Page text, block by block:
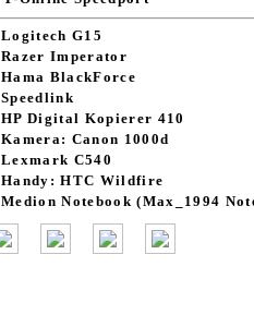
Logitech G15
Razer Imperator
Hama BlackForce
Speedlink
HP Digital Kopierer 410
Kamera: Canon 1000d
Lexmark C540
Handy: HTC Wildfire
Medion Notebook (Max_1994